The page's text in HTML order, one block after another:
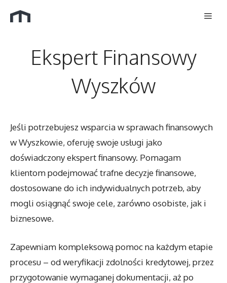
Ekspert Finansowy
Wyszków
Jeśli potrzebujesz wsparcia w sprawach finansowych
w Wyszkowie, oferuję swoje usługi jako
doświadczony ekspert finansowy. Pomagam
klientom podejmować trafne decyzje finansowe,
dostosowane do ich indywidualnych potrzeb, aby
mogli osiągnąć swoje cele, zarówno osobiste, jak i
biznesowe.
Zapewniam kompleksową pomoc na każdym etapie
procesu – od weryfikacji zdolności kredytowej, przez
przygotowanie wymaganej dokumentacji, aż po